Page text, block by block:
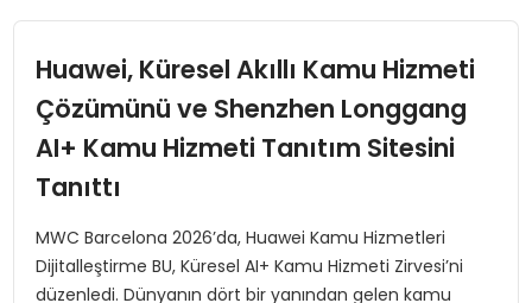
TANYER YAPI ZEMIN MÜHENDISLIĞINDE HEDEF
BÜYÜTTÜ
TOROSLAR’DA PAZAR GERGİNLİĞİ!
Huawei, Küresel Akıllı Kamu Hizmeti
Çözümünü ve Shenzhen Longgang
AI+ Kamu Hizmeti Tanıtım Sitesini
Tanıttı
MWC Barcelona 2026’da, Huawei Kamu Hizmetleri
Dijitalleştirme BU, Küresel AI+ Kamu Hizmeti Zirvesi’ni
düzenledi. Dünyanın dört bir yanından gelen kamu